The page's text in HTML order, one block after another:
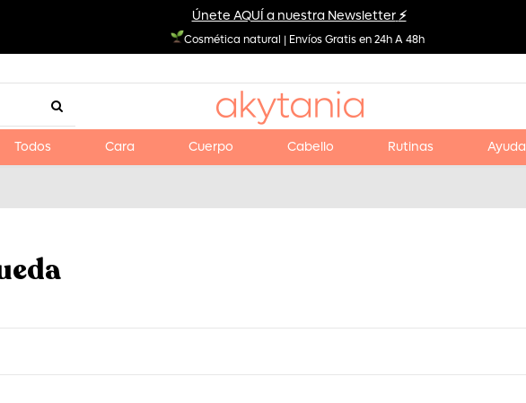
Únete AQUÍ a nuestra Newsletter⚡
Cosmética natural | Envíos Gratisen24h A 48h
Todos
Cara Cuerpo Cabello Rutinas Ayuda